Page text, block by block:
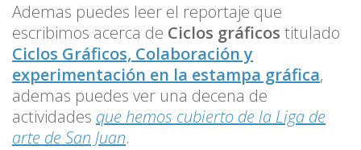
Ademas puedes leer el reportaje que
escribimos acerca de Ciclos gráficos titulado
Ciclos Gráficos, Colaboración y
experimentación en la estampa gráfica,
ademas puedes ver una decena de
actividades que hemos cubierto de la Liga de
arte de San Juan.